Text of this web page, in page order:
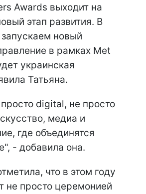
Awards выходит на
этап развития. В
новый
в рамках Met
украинская
Татьяна.
digital, не просто
медиа и
где объединятся
- добавила она.
что в этом году
не просто церемонией